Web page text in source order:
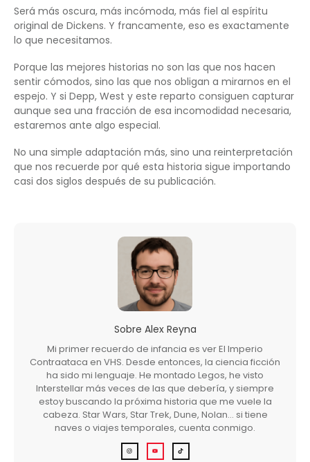
Será más oscura, más incómoda, más fiel al espíritu
original de Dickens. Y francamente, eso es exactamente
lo que necesitamos.
Porque las mejores historias no son las que nos hacen
sentir cómodos, sino las que nos obligan a mirarnos en el
espejo. Y si Depp, West y este reparto consiguen capturar
aunque sea una fracción de esa incomodidad necesaria,
estaremos ante algo especial.
No una simple adaptación más, sino una reinterpretación
que nos recuerde por qué esta historia sigue importando
casi dos siglos después de su publicación.
Sobre Alex Reyna
Mi primer recuerdo de infancia es ver El Imperio
Contraataca en VHS. Desde entonces, la ciencia ficción
ha sido mi lenguaje. He montado Legos, he visto
Interstellar más veces de las que debería, y siempre
estoy buscando la próxima historia que me vuele la
cabeza. Star Wars, Star Trek, Dune, Nolan… si tiene
naves o viajes temporales, cuenta conmigo.